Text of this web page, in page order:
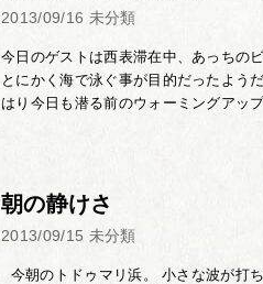
2013/09/16 未分類
今日のゲストは西表滞在中、あっちの
とにかく海で泳ぐ事が目的だったよう
はり今日も潜る前のウォーミングアッ
朝の静けさ
2013/09/15 未分類
今朝のトドゥマリ浜。 小さな波が打